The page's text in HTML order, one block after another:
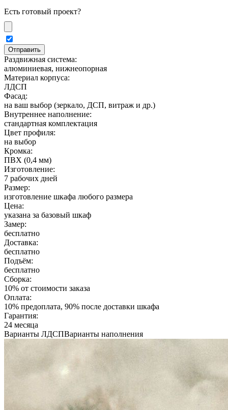
Есть готовый проект?
Раздвижная система:
алюминиевая, нижнеопорная
Материал корпуса:
ЛДСП
Фасад:
на ваш выбор (зеркало, ДСП, витраж и др.)
Внутреннее наполнение:
стандартная комплектация
Цвет профиля:
на выбор
Кромка:
ПВХ (0,4 мм)
Изготовление:
7 рабочих дней
Размер:
изготовление шкафа любого размера
Цена:
указана за базовый шкаф
Замер:
бесплатно
Доставка:
бесплатно
Подъём:
бесплатно
Сборка:
10% от стоимости заказа
Оплата:
10% предоплата, 90% после доставки шкафа
Гарантия:
24 месяца
Варианты ЛДСПВарианты наполнения